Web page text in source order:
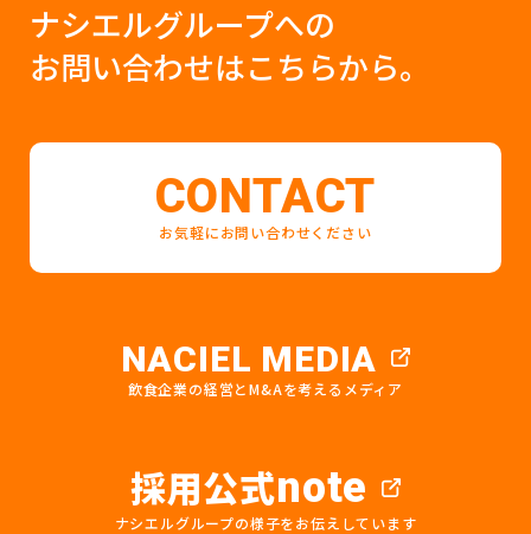
ナシエルグループへの
お問い合わせはこちらから。
CONTACT
お気軽にお問い合わせください
NACIEL MEDIA
飲食企業の経営とM&Aを考えるメディア
採用公式note
ナシエルグループの様子をお伝えしています